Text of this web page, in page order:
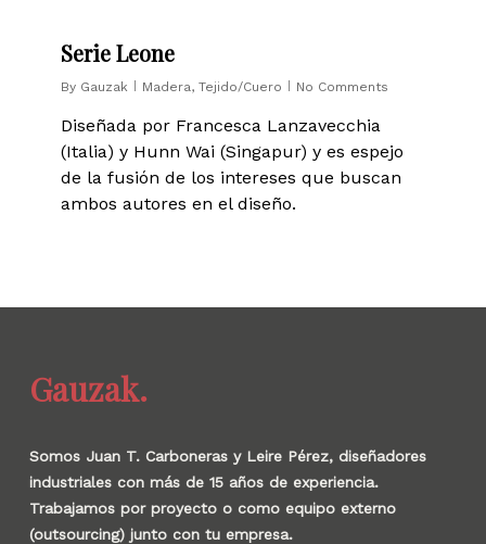
Serie Leone
By Gauzak Madera,Tejido/Cuero No Comments
Diseñada por Francesca Lanzavecchia
(Italia) y Hunn Wai (Singapur) y es espejo
de la fusión de los intereses que buscan
ambos autores en el diseño.
Gauzak.
Somos Juan T. Carboneras y Leire Pérez, diseñadores
industriales con más de 15 años de experiencia.
Trabajamos por proyecto o como equipo externo
(outsourcing) junto con tu empresa.